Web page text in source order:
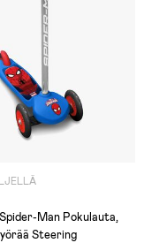
Man Pokulauta,
Steering